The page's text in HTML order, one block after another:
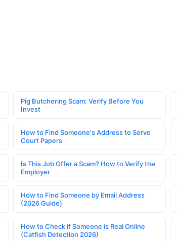
Pig Butchering Scam: Verify Before You
Invest
How to Find Someone's Address to Serve
Court Papers
Is This Job Offer a Scam? How to Verify the
Employer
How to Find Someone by Email Address
(2026 Guide)
How to Check if Someone is Real Online
(Catfish Detection 2026)